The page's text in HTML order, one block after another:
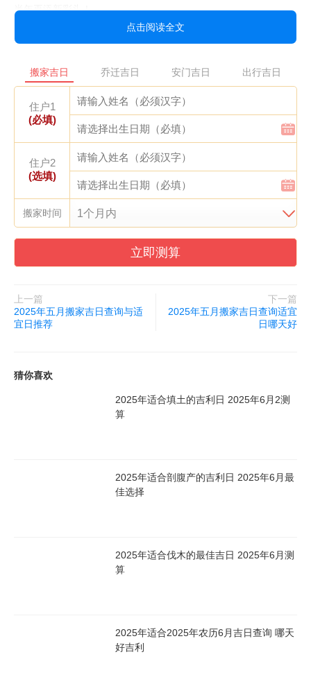
半年再添新彩头！
挑2025年五月搬家吉日这事儿，真不是信仰。你想啊，选个天气
也舒畅。再说了，这些传统习俗能流传几千年总有它的道理在。下
次谁再问五月哪天搬家好，直接把五月初三、十五、廿七这几个日
子甩过去，保准夸你靠谱！
点击阅读全文
搬家吉日 乔迁吉日 安门吉日 出行吉日
住户1
(必填)
住户2
(选填)
搬家时间
立即测算
上一篇
2025年五月搬家吉日查询与适
宜日推荐
下一篇
2025年五月搬家吉日查询适宜
日哪天好
猜你喜欢
2025年适合填土的吉利日 2025年6月2测
算
2025年适合剖腹产的吉利日 2025年6月最
佳选择
2025年适合伐木的最佳吉日 2025年6月测
算
2025年适合2025年农历6月吉日查询 哪天
好吉利